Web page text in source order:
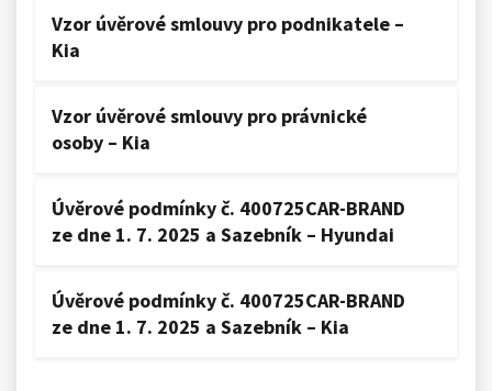
Vzor úvěrové smlouvy pro podnikatele –
Kia
Vzor úvěrové smlouvy pro právnické
osoby – Kia
Úvěrové podmínky č. 400725CAR-BRAND
ze dne 1. 7. 2025 a Sazebník – Hyundai
Úvěrové podmínky č. 400725CAR-BRAND
ze dne 1. 7. 2025 a Sazebník – Kia